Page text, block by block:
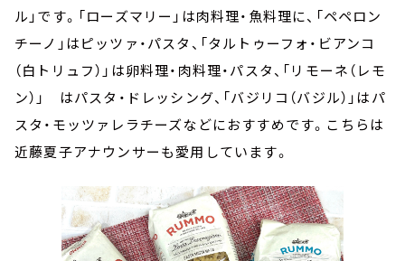
ル」です。「ローズマリー」は肉料理・魚料理に、「ペペロン
チーノ」はピッツァ・パスタ、「タルトゥーフォ・ビアンコ
（白トリュフ）」は卵料理・肉料理・パスタ、「リモーネ（レモ
ン）」 はパスタ・ドレッシング、「バジリコ（バジル）」はパ
スタ・モッツァレラチーズなどにおすすめです。こちらは
近藤夏子アナウンサーも愛用しています。